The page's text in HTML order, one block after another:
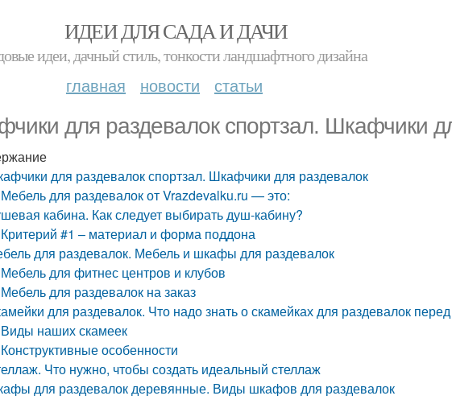
ИДЕИ ДЛЯ САДА И ДАЧИ
идеи, дачный стиль, тонкости ландшафтного дизайна
главная новости статьи
для раздевалок спортзал. Шкафчики
для раздевалок спортзал. Шкафчики для раздевалок
Мебель для раздевалок от Vrazdevalku.ru — это:
кабина. Как следует выбирать душ-кабину?
Критерий #1 – материал и форма поддона
для раздевалок. Мебель и шкафы для раздевалок
Мебель для фитнес центров и клубов
Мебель для раздевалок на заказ
для раздевалок. Что надо знать о скамейках для раздевалок
Виды наших скамеек
Конструктивные особенности
Что нужно, чтобы создать идеальный стеллаж
для раздевалок деревянные. Виды шкафов для раздевалок